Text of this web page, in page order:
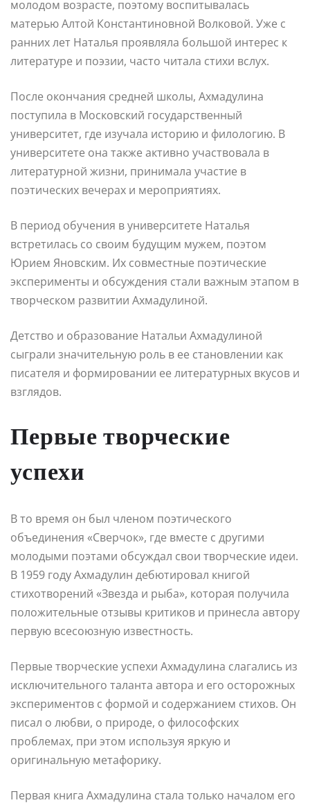
молодом возрасте, поэтому воспитывалась
матерью Алтой Константиновной Волковой. Уже с
ранних лет Наталья проявляла большой интерес к
литературе и поэзии, часто читала стихи вслух.
После окончания средней школы, Ахмадулина
поступила в Московский государственный
университет, где изучала историю и филологию. В
университете она также активно участвовала в
литературной жизни, принимала участие в
поэтических вечерах и мероприятиях.
В период обучения в университете Наталья
встретилась со своим будущим мужем, поэтом
Юрием Яновским. Их совместные поэтические
эксперименты и обсуждения стали важным этапом в
творческом развитии Ахмадулиной.
Детство и образование Натальи Ахмадулиной
сыграли значительную роль в ее становлении как
писателя и формировании ее литературных вкусов и
взглядов.
Первые творческие
успехи
В то время он был членом поэтического
объединения «Сверчок», где вместе с другими
молодыми поэтами обсуждал свои творческие идеи.
В 1959 году Ахмадулин дебютировал книгой
стихотворений «Звезда и рыба», которая получила
положительные отзывы критиков и принесла автору
первую всесоюзную известность.
Первые творческие успехи Ахмадулина слагались из
исключительного таланта автора и его осторожных
экспериментов с формой и содержанием стихов. Он
писал о любви, о природе, о философских
проблемах, при этом используя яркую и
оригинальную метафорику.
Первая книга Ахмадулина стала только началом его